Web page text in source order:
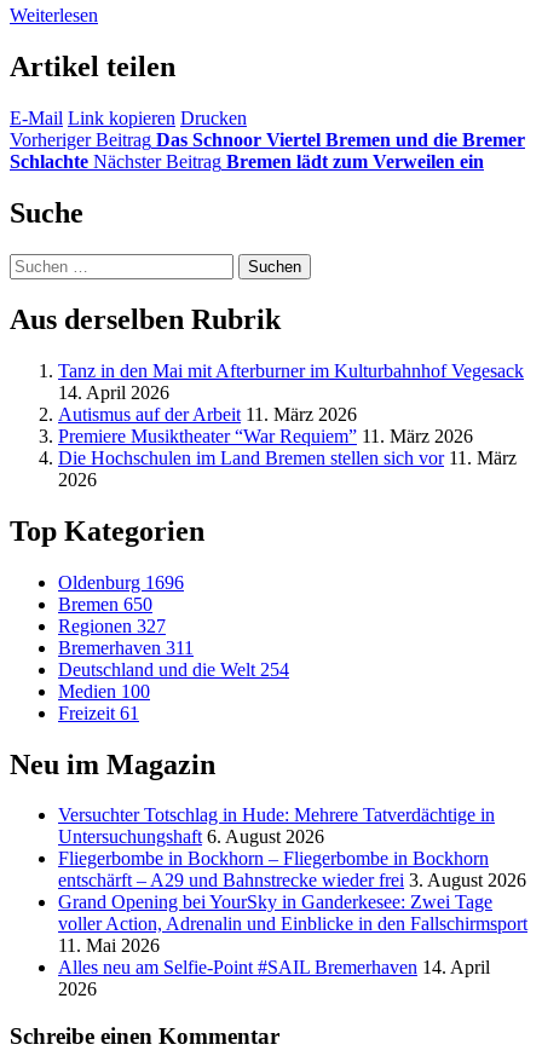
Weiterlesen
Artikel teilen
E-Mail Link kopieren Drucken
Vorheriger Beitrag Das Schnoor Viertel Bremen und die Bremer
Schlachte Nächster Beitrag Bremen lädt zum Verweilen ein
Suche
Suchen
nach:
Aus derselben Rubrik
Tanz in den Mai mit Afterburner im Kulturbahnhof Vegesack
14. April 2026
Autismus auf der Arbeit 11. März 2026
Premiere Musiktheater “War Requiem” 11. März 2026
Die Hochschulen im Land Bremen stellen sich vor 11. März
2026
Top Kategorien
Oldenburg 1696
Bremen 650
Regionen 327
Bremerhaven 311
Deutschland und die Welt 254
Medien 100
Freizeit 61
Neu im Magazin
Versucht­er Totschlag in Hude: Mehrere Tatverdächtige in
Untersuchungshaft 6. August 2026
Fliegerbombe in Bockhorn – Fliegerbombe in Bockhorn
entschärft – A29 und Bahnstrecke wieder frei 3. August 2026
Grand Opening bei YourSky in Ganderkesee: Zwei Tage
voller Action, Adrenalin und Einblicke in den Fallschirmsport
11. Mai 2026
Alles neu am Selfie-Point #SAIL Bremerhaven 14. April
2026
Schreibe einen Kommentar